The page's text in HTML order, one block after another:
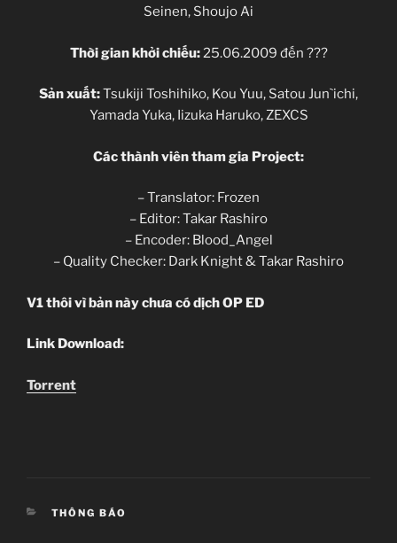
Seinen, Shoujo Ai
Thời gian khởi chiếu:25.06.2009 đến ???
Sản xuất:Tsukiji Toshihiko, Kou Yuu, Satou Jun`ichi,
Yamada Yuka, Iizuka Haruko, ZEXCS
Các thành viên tham gia Project:
– Translator: Frozen
– Editor: Takar Rashiro
– Encoder: Blood_Angel
– Quality Checker: Dark Knight & Takar Rashiro
V1 thôi vì bản này chưa có dịch OP ED
Link Download:
Torrent
CATEGORIES
THÔNG BÁO